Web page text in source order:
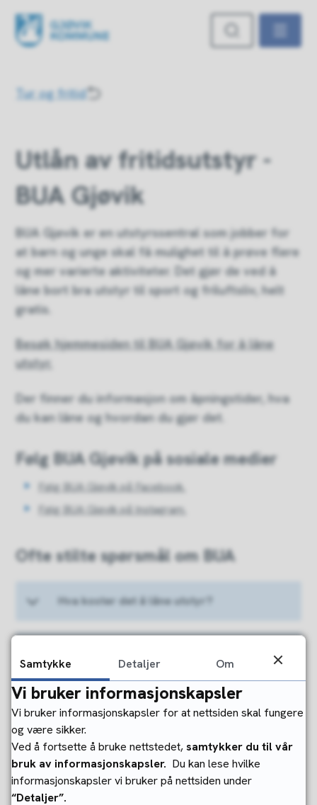
Tur og fritid
Utlån av fritidsutstyr -
BUA Gjøvik
BUA Gjøvik er en utstyrssentral som jobber for
at barn og unge skal få mulighet til å prøve flere
og mer varierte aktiviteter. Det gjør de ved å
låne bort bra utstyr til sport og friluftsliv, helt
gratis.
Besøk hjemmesiden til BUA Gjøvik for å låne
utstyr.
Der finner du informasjon om åpningstider, hva
du kan låne og hvordan du gjør det.
Følg BUA Gjøvik på sosiale medier
Følg BUA Gjøvik på Facebook.
Følg BUA Gjøvik på Instagram.
Ofte stilte spørsmål om BUA
Hva koster det å låne utstyr?
Hvor lenge kan jeg låne utstyret?
Kan jeg låne flere ulike typer utstyr
samtidig?
Samtykke Detaljer Om
Vi bruker informasjonskapsler
Vi bruker informasjonskapsler for at nettsiden skal fungere
og være sikker.
Ved å fortsette å bruke nettstedet,samtykker du til vår
bruk av informasjonskapsler. Du kan lese hvilke
informasjonskapsler vi bruker på nettsiden under
“Detaljer”.